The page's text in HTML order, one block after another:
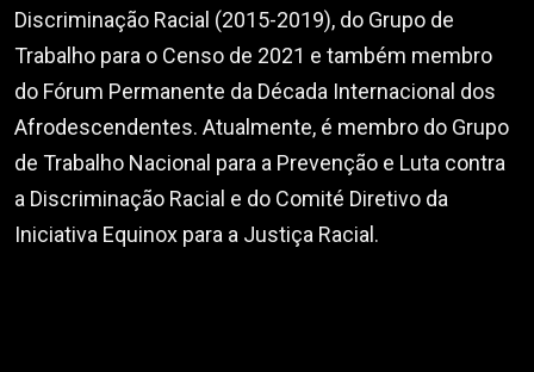
Discriminação Racial (2015-2019), do Grupo de
Trabalho para o Censo de 2021 e também membro
do Fórum Permanente da Década Internacional dos
Afrodescendentes. Atualmente, é membro do Grupo
de Trabalho Nacional para a Prevenção e Luta contra
a Discriminação Racial e do Comité Diretivo da
Iniciativa Equinox para a Justiça Racial.